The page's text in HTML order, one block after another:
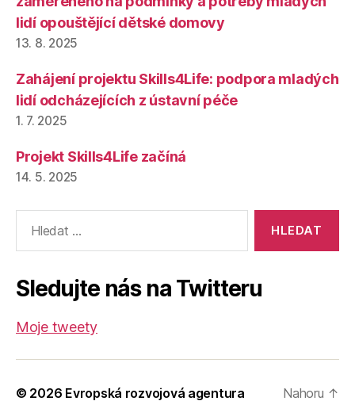
lidí opouštějící dětské domovy
13. 8. 2025
Zahájení projektu Skills4Life: podpora mladých
lidí odcházejících z ústavní péče
1. 7. 2025
Projekt Skills4Life začíná
14. 5. 2025
vyhledávání:
Sledujte nás na Twitteru
Moje tweety
© 2026 Evropská rozvojová agentura Nahoru ↑